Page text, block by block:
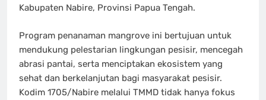
Kabupaten Nabire, Provinsi Papua Tengah.
Program penanaman mangrove ini bertujuan untuk
mendukung pelestarian lingkungan pesisir, mencegah
abrasi pantai, serta menciptakan ekosistem yang
sehat dan berkelanjutan bagi masyarakat pesisir.
Kodim 1705/Nabire melalui TMMD tidak hanya fokus